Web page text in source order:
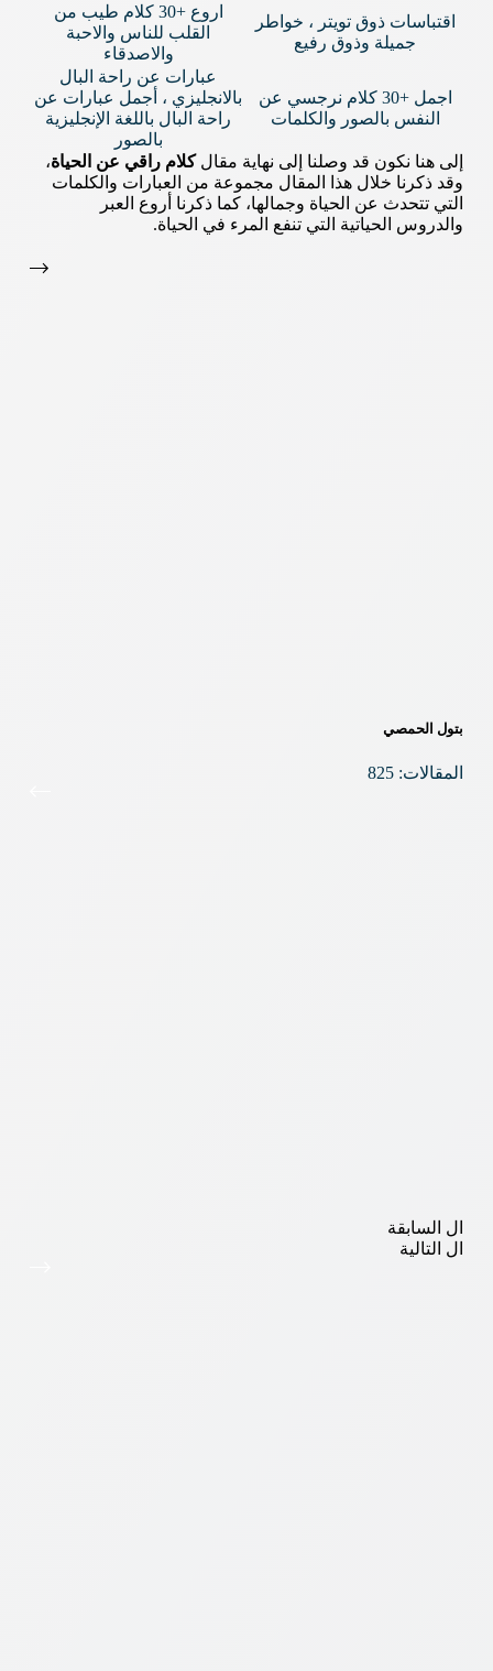
اقتباسات ذوق تويتر ، خواطر
جميلة وذوق رفيع
اروع +30 كلام طيب من
القلب للناس والاحبة
والاصدقاء
اجمل +30 كلام نرجسي عن
النفس بالصور والكلمات
عبارات عن راحة البال
بالانجليزي ، أجمل عبارات عن
راحة البال باللغة الإنجليزية
بالصور
إلى هنا نكون قد وصلنا إلى نهاية مقالكلام راقي عن الحياة،
وقد ذكرنا خلال هذا المقال مجموعة من العبارات والكلمات
التي تتحدث عن الحياة وجمالها، كما ذكرنا أروع العبر
والدروس الحياتية التي تنفع المرء في الحياة.
بتول الحمصي
المقالات: 825
ال السابقة
ال التالية